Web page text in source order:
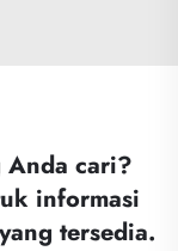
Anda cari?
informasi
tersedia.